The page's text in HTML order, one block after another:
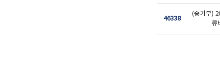
46338
(중기부)
류